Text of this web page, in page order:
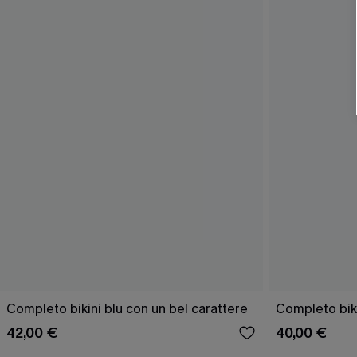
Completo bikini blu con un bel carattere
42,00 €
Completo
40,00 €